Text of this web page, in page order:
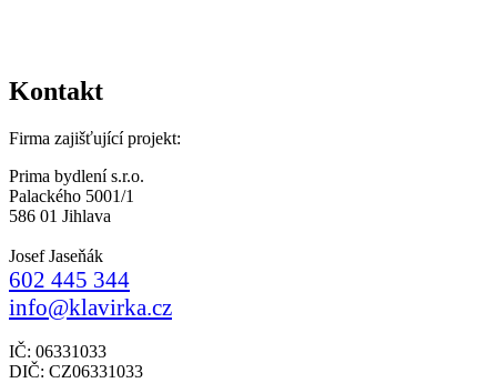
Kontakt
Firma zajišťující projekt:
Prima bydlení s.r.o.
Palackého 5001/1
586 01 Jihlava
Josef Jaseňák
602 445 344
info@klavirka.cz
IČ: 06331033
DIČ: CZ06331033